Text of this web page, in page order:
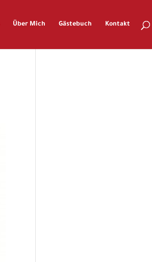
Über Mich Gästebuch Kontakt